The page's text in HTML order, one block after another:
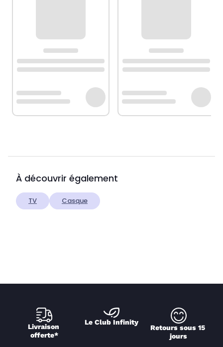
À découvrir également
TV Casque
Livraison
offerte*
Le Club Infinity
Retours sous 15
jours